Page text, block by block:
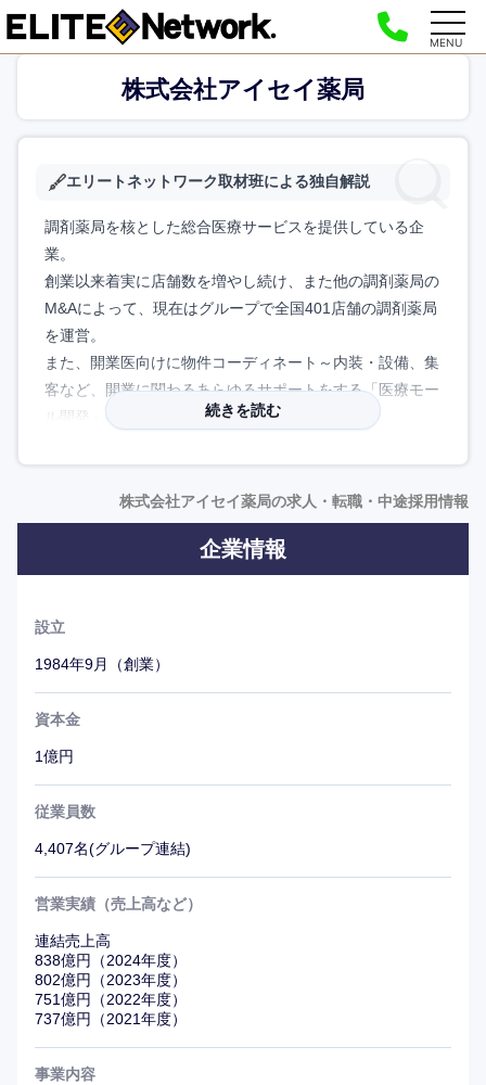
MENU
株式会社アイセイ薬局
エリートネットワーク取材班による独自解説
調剤薬局を核とした総合医療サービスを提供している企
業。
創業以来着実に店舗数を増やし続け、また他の調剤薬局の
M&Aによって、現在はグループで全国401店舗の調剤薬局
を運営。
また、開業医向けに物件コーディネート～内装・設備、集
客など、開業に関わるあらゆるサポートをする「医療モー
ル開発」事業も伸びており、こちらは業界最大手。
として様々な事業を展開している。
・在宅医療への積極的な取り組み
・実力に応じたキャリアパス(認定試験制度)
・社会福祉法人を設立し、福祉分野への進出
・医療開業のサポートとコンサルティング
続きを読む
株式会社アイセイ薬局の求人・転職・中途採用情報
企業情報
設立
1984年9月（創業）
資本金
1億円
従業員数
4,407名(グループ連結)
営業実績（売上高など）
連結売上高
838億円（2024年度）
802億円（2023年度）
751億円（2022年度）
737億円（2021年度）
事業内容